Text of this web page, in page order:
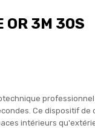
OR 3M 30S
Ce dispositif de
intérieurs